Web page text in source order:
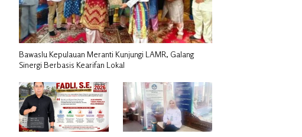
Bawaslu Kepulauan Meranti Kunjungi LAMR, Galang
Sinergi Berbasis Kearifan Lokal